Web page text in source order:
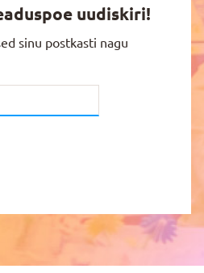
uudiskiri!
sinu postkasti nagu